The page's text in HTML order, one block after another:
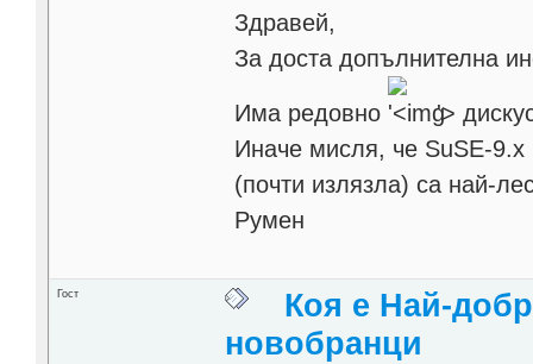
Здравей,
За доста допълнителна
Има редовно '>
Иначе мисля, че SuSE-
(почти излязла) са най-
Румен
Гост
Коя е Най-
новобранци